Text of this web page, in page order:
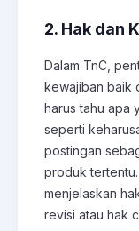
2. Hak dan
Dalam TnC,
kewajiban baik
harus tahu apa
seperti
postingan
produk
menjelaskan
revisi atau hak